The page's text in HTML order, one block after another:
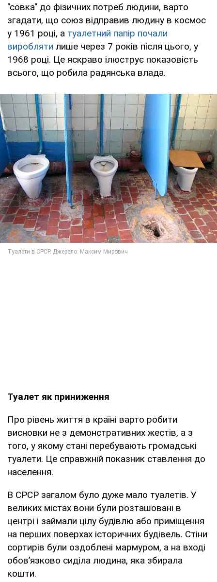
"совка" до фізичних потреб людини, варто
згадати, що союз відправив людину в космос
у 1961 році, а туалетний папір почали
виробляти лише через 7 років після цього, у
1968 році. Це яскраво ілюструє показовість
всього, що робила радянська влада.
Туалет як приниження
Про рівень життя в країні варто робити
висновки не з демонстративних жестів, а з
того, у якому стані перебувають громадські
туалети. Це справжній показник ставлення до
населення.
В СРСР загалом було дуже мало туалетів. У
великих містах вони були розташовані в
центрі і займали цілу будівлю або приміщення
на перших поверхах історичних будівель. Стіни
сортирів були оздоблені мармуром, а на вході
обов’язково сиділа людина, яка збирала
кошти.